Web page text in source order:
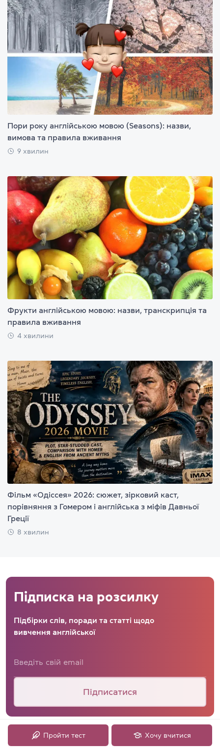
Пори року англійською мовою (Seasons): назви,
вимова та правила вживання
9 хвилин
Фрукти англійською мовою: назви, транскрипція та
правила вживання
4 хвилини
Фільм «Одіссея» 2026: сюжет, зірковий каст,
порівняння з Гомером і англійська з міфів Давньої
Греції
8 хвилин
Підписка на розсилку
Підбірки слів, поради та статті щодо
вивчення англійської
Підписатися
Пройти тест Хочу вчитися